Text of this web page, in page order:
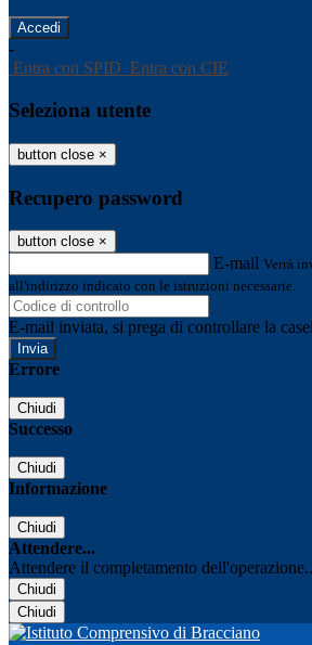
-
Entra con SPID Entra con CIE
Seleziona utente
button close ×
Recupero password
button close ×
E-mail Verrà
all'indirizzo indicato con le istruzioni necessarie.
E-mail inviata, si prega di controllare la
Errore
Chiudi
Successo
Chiudi
Informazione
Chiudi
Attendere...
Attendere il completamento
Chiudi
Chiudi